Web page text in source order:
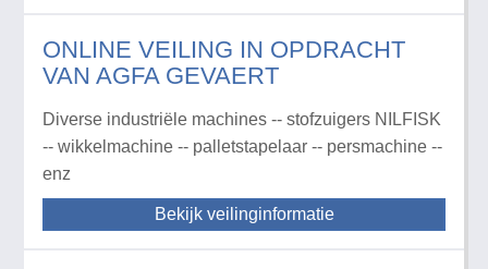
ONLINE VEILING IN OPDRACHT
VAN AGFA GEVAERT
Diverse industriële machines -- stofzuigers NILFISK
-- wikkelmachine -- palletstapelaar -- persmachine --
enz
Bekijk veilinginformatie